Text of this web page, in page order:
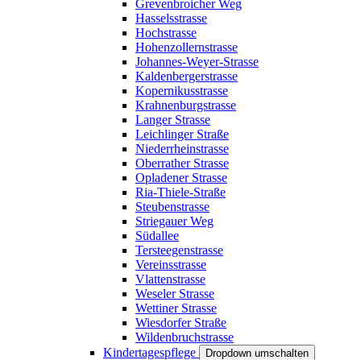
Grevenbroicher Weg
Hasselsstrasse
Hochstrasse
Hohenzollernstrasse
Johannes-Weyer-Strasse
Kaldenbergerstrasse
Kopernikusstrasse
Krahnenburgstrasse
Langer Strasse
Leichlinger Straße
Niederrheinstrasse
Oberrather Strasse
Opladener Strasse
Ria-Thiele-Straße
Steubenstrasse
Striegauer Weg
Südallee
Tersteegenstrasse
Vereinsstrasse
Vlattenstrasse
Weseler Strasse
Wettiner Strasse
Wiesdorfer Straße
Wildenbruchstrasse
Kindertagespflege
Dropdown umschalten